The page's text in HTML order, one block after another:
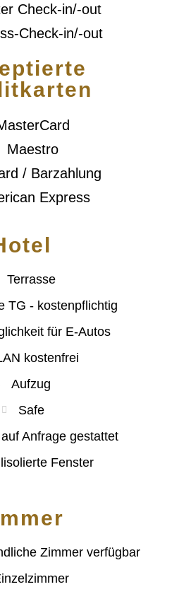
Check-in/-out
Check-in/-out
Maestro
/ Barzahlung
Express
Terrasse
TG - kostenpflichtig
für E-Autos
kostenfrei
Aufzug
Safe
Anfrage gestattet
Fenster
Zimmer verfügbar